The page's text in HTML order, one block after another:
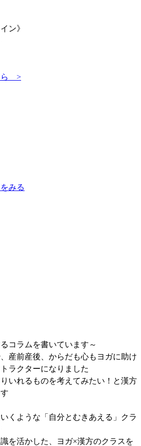
ン》
ら >
みる
コラムを書いています～
産前産後、からだも心もヨガに助け
ラクターになりました
いれるものを考えてみたい！と漢方
くような「自分とむきあえる」クラ
を活かした、ヨガ×漢方のクラスを